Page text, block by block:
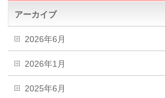
アーカイブ
2026年6月
2026年1月
2025年6月